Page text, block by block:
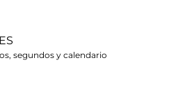
segundos y calendario